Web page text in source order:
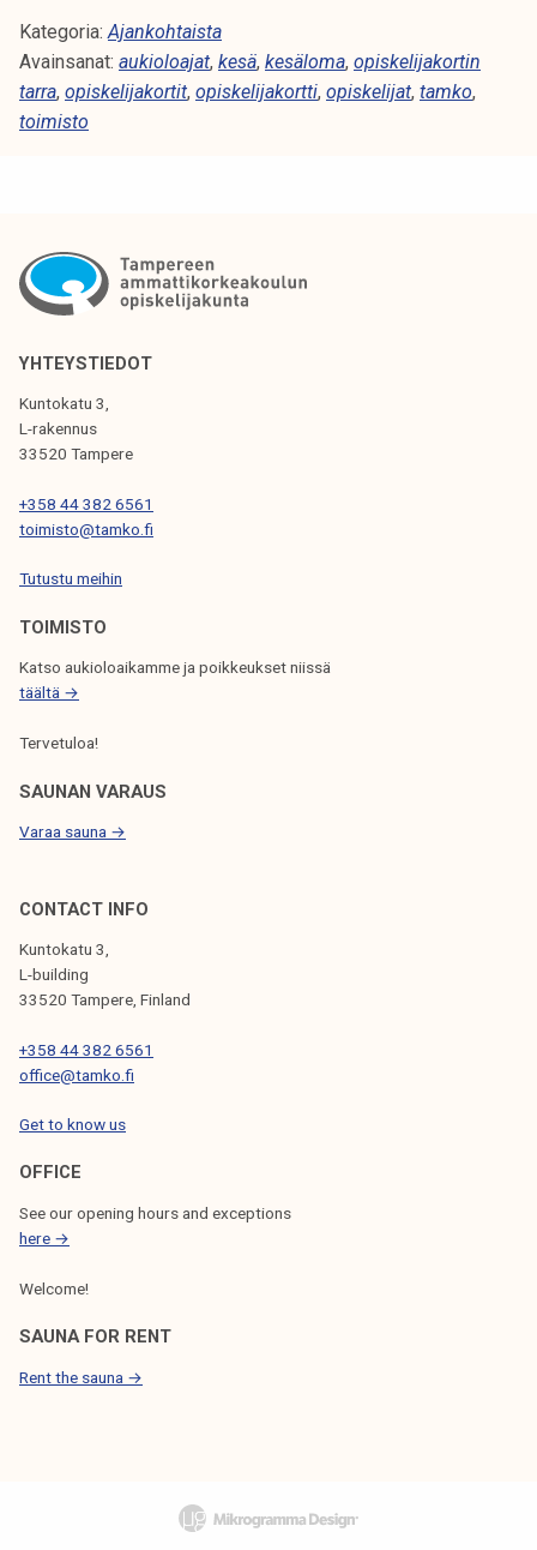
a
r
r
m
k
o
Kategoria:Ajankohtaista
Avainsanat: aukioloajat, kesä, kesäloma, opiskelijakortin
tarra, opiskelijakortit, opiskelijakortti, opiskelijat, tamko,
toimisto
YHTEYSTIEDOT
Kuntokatu 3,
L-rakennus
33520 Tampere
+358 44 382 6561
toimisto@tamko.fi
Tutustu meihin
TOIMISTO
Katso aukioloaikamme ja poikkeukset niissä
täältä →
Tervetuloa!
SAUNAN VARAUS
Varaa sauna →
CONTACT INFO
Kuntokatu 3,
L-building
33520 Tampere, Finland
+358 44 382 6561
office@tamko.fi
Get to know us
OFFICE
See our opening hours and exceptions
here →
Welcome!
SAUNA FOR RENT
Rent the sauna →